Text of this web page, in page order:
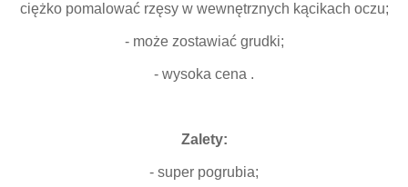
ciężko pomalować rzęsy w wewnętrznych kącikach oczu;
- może zostawiać grudki;
- wysoka cena .
Zalety:
- super pogrubia;